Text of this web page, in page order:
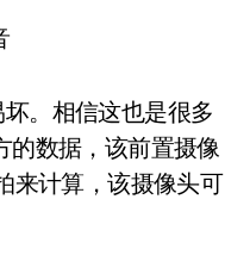
。相信这也是很多
的数据，该前置摄像
来计算，该摄像头可